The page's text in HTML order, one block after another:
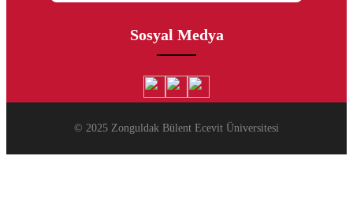
Sosyal Medya
© 2025 Zonguldak Bülent Ecevit Üniversitesi